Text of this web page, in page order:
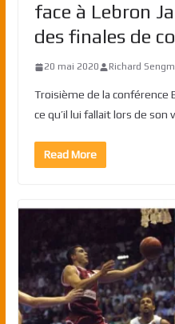
face à Lebron
des finales de
20 mai 2020 Richard
Troisième de la conférence
ce qu’il lui fallait lors de son
Read More